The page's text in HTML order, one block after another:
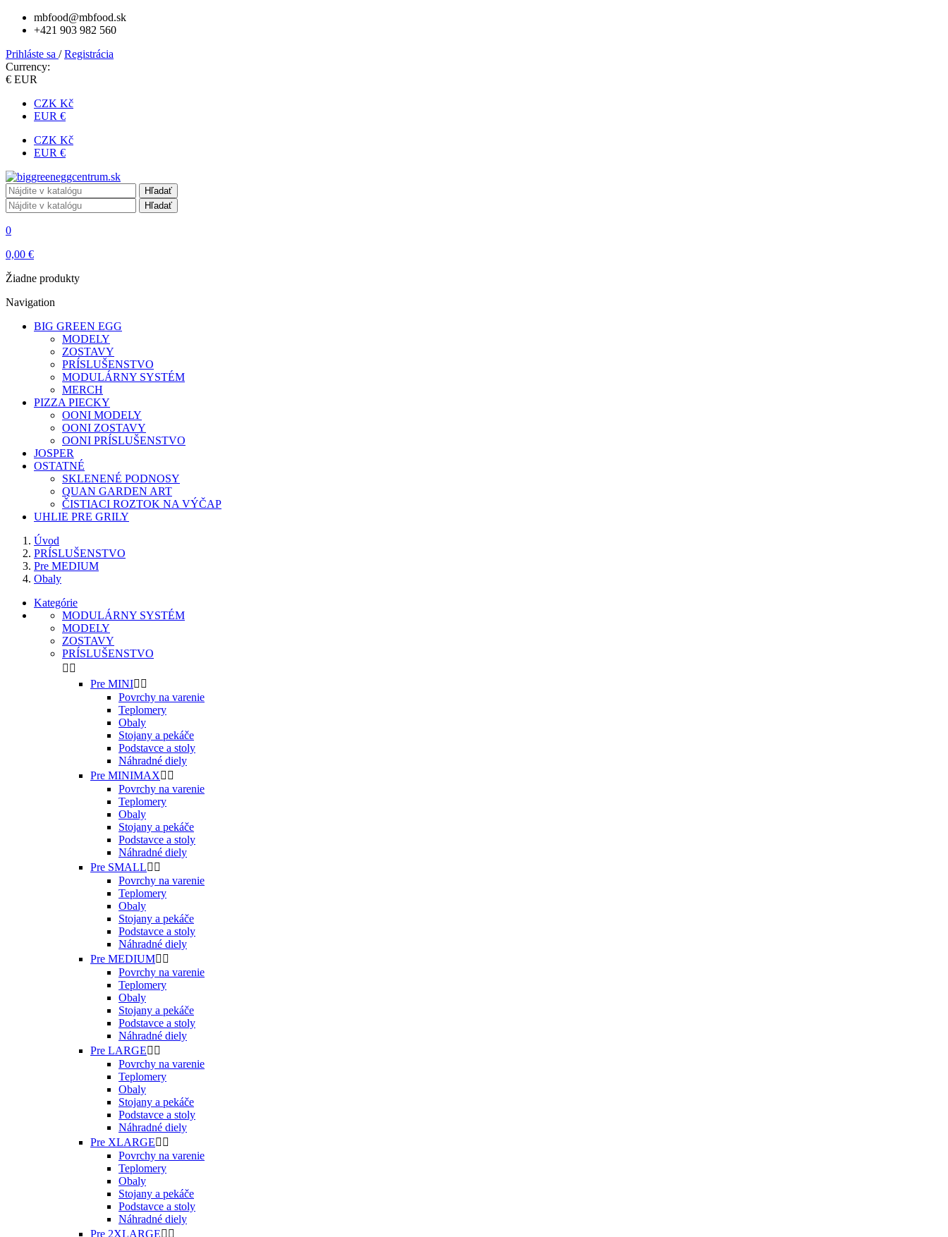
mbfood@mbfood.sk
+421 903 982 560
Prihláste sa /Registrácia
Currency:
€ EUR
CZK Kč
EUR €
CZK Kč
EUR €
Hľadať
Hľadať
0
0,00 €
Žiadne produkty
Navigation
BIG GREEN EGG
MODELY
ZOSTAVY
PRÍSLUŠENSTVO
MODULÁRNY SYSTÉM
MERCH
PIZZA PIECKY
OONI MODELY
OONI ZOSTAVY
OONI PRÍSLUŠENSTVO
JOSPER
OSTATNÉ
SKLENENÉ PODNOSY
QUAN GARDEN ART
ČISTIACI ROZTOK NA VÝČAP
UHLIE PRE GRILY
Úvod
PRÍSLUŠENSTVO
Pre MEDIUM
Obaly
Kategórie
MODULÁRNY SYSTÉM
MODELY
ZOSTAVY
PRÍSLUŠENSTVO
 
Pre MINI 
Povrchy na varenie
Teplomery
Obaly
Stojany a pekáče
Podstavce a stoly
Náhradné diely
Pre MINIMAX 
Povrchy na varenie
Teplomery
Obaly
Stojany a pekáče
Podstavce a stoly
Náhradné diely
Pre SMALL 
Povrchy na varenie
Teplomery
Obaly
Stojany a pekáče
Podstavce a stoly
Náhradné diely
Pre MEDIUM 
Povrchy na varenie
Teplomery
Obaly
Stojany a pekáče
Podstavce a stoly
Náhradné diely
Pre LARGE 
Povrchy na varenie
Teplomery
Obaly
Stojany a pekáče
Podstavce a stoly
Náhradné diely
Pre XLARGE 
Povrchy na varenie
Teplomery
Obaly
Stojany a pekáče
Podstavce a stoly
Náhradné diely
Pre 2XLARGE 